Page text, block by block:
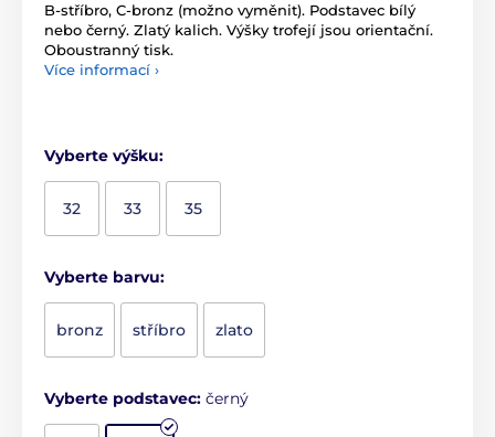
B-stříbro, C-bronz (možno vyměnit). Podstavec bílý
nebo černý. Zlatý kalich. Výšky trofejí jsou orientační.
Oboustranný tisk.
Více informací ›
Vyberte výšku:
32 33 35
Vyberte barvu:
bronz stříbro zlato
Vyberte podstavec: černý